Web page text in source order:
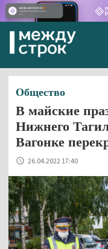
Общество
В майские
Нижнего
Вагонке
26.04.2022 17:40